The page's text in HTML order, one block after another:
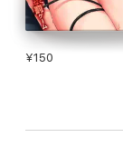
¥150